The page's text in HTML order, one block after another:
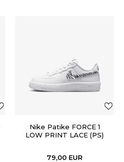
Nike Patike FORCE 1
LOW PRINT LACE (PS)
79,00 EUR